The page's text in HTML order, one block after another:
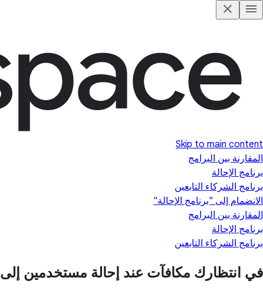
Skip to main content
المقارنة بين البرامج
برنامج الإحالة
برنامج الشركاء التابعين
الانضمام إلى "برنامج الإحالة"
المقارنة بين البرامج
برنامج الإحالة
برنامج الشركاء التابعين
في انتظارك مكافآت عند إحالة مستخدمين إلى Google Workspace